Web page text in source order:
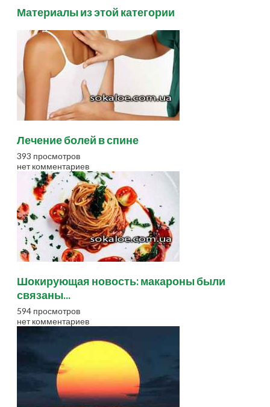
Материалы из этой категории
Лечение болей в спине
393 просмотров
нет комментариев
Шокирующая новость: макароны были
связаны...
594 просмотров
нет комментариев